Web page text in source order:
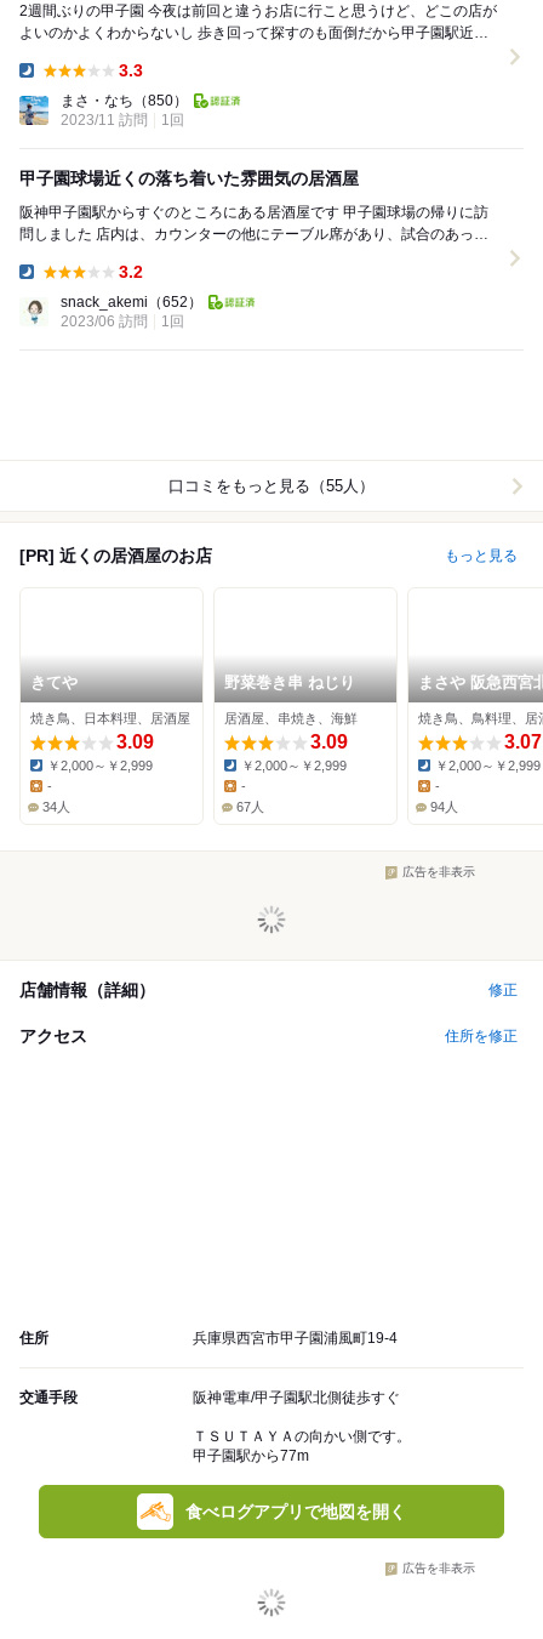
2週間ぶりの甲子園 今夜は前回と違うお店に行こと思うけど、どこの店が
よいのかよくわからないし 歩き回って探すのも面倒だから甲子園駅近く
3.3
まさ・なち （850）
2023/11 訪問
1回
甲子園球場近くの落ち着いた雰囲気の居酒屋
阪神甲子園駅からすぐのところにある居酒屋です 甲子園球場の帰りに訪
問しました 店内は、カウンターの他にテーブル席があり、試合のあった
3.2
snack_akemi （652）
2023/06 訪問
1回
口コミをもっと見る（55人）
[PR] 近くの居酒屋のお店 もっと見る
きてや
焼き鳥、日本料理、居酒屋
3.09
Dinner:
￥2,000～￥2,999
Lunch:
-
34人
野菜巻き串 ねじり
居酒屋、串焼き、海鮮
3.09
Dinner:
￥2,000～￥2,999
Lunch:
-
67人
まさや 阪急西宮
店
焼き鳥、鳥料理、居
3.07
Dinner:
￥2,000～￥2,999
Lunch:
-
94人
広告を非表示
店舗情報（詳細） 修正
アクセス 住所を修正
住所 兵庫県西宮市甲子園浦風町19-4
交通手段 阪神電車/甲子園駅北側徒歩すぐ
ＴＳＵＴＡＹＡの向かい側です。
甲子園駅から77m
食べログアプリで地図を開く
広告を非表示